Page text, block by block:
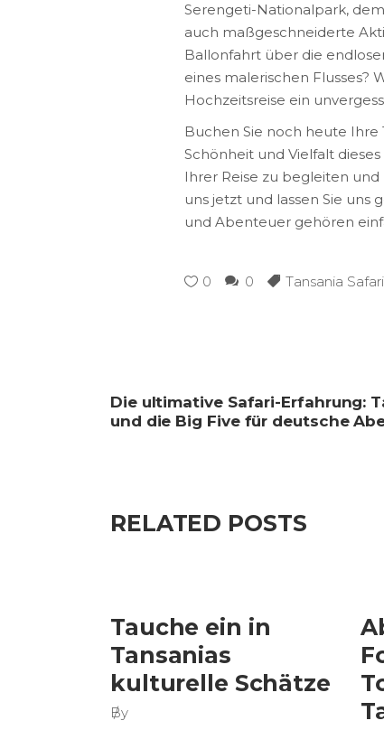
Serengeti-Nationalpark,
auch maßgeschneiderte
Ballonfahrt über die
eines malerischen Flusses?
Hochzeitsreise ein
Buchen Sie noch heute Ihre
Schönheit und Vielfalt
Ihrer Reise zu begleiten
uns jetzt und lassen Sie
und Abenteuer gehören
0 0 Tansania
Die ultimative Safari-Erfahrung:
und die Big Five für deutsche
RELATED POSTS
Tauche ein in
Tansanias
kulturelle Schätze
By